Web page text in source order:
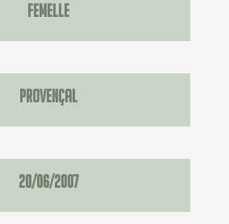
Femelle
Provençal
20/06/2007